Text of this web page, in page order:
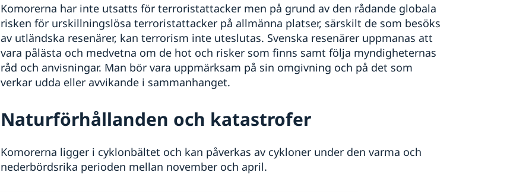
Komorerna har inte utsatts för terroristattacker men på grund av den rådande globala
risken för urskillningslösa terroristattacker på allmänna platser, särskilt de som besöks
av utländska resenärer, kan terrorism inte uteslutas. Svenska resenärer uppmanas att
vara pålästa och medvetna om de hot och risker som finns samt följa myndigheternas
råd och anvisningar. Man bör vara uppmärksam på sin omgivning och på det som
verkar udda eller avvikande i sammanhanget.
Naturförhållanden och katastrofer
Komorerna ligger i cyklonbältet och kan påverkas av cykloner under den varma och
nederbördsrika perioden mellan november och april.